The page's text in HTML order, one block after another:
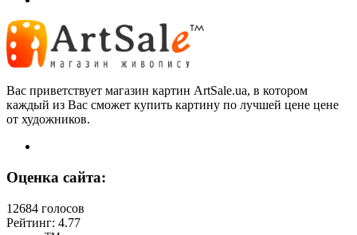
Вас приветствует магазин картин ArtSale.ua, в котором
каждый из Вас сможет купить картину по лучшей цене цене
от художников.
Оценка сайта:
12684 голосов
Рейтинг: 4.77